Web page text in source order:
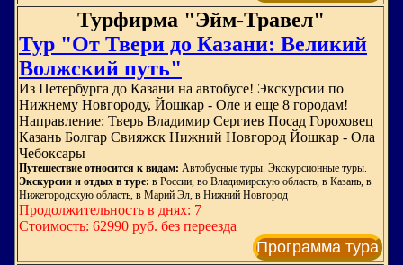
Турфирма "Эйм-Травел"
Тур "От Твери до Казани: Великий
Волжский путь"
Из Петербурга до Казани на автобусе! Экскурсии по
Нижнему Новгороду, Йошкар - Оле и еще 8 городам!
Направление: Тверь Владимир Сергиев Посад Гороховец
Казань Болгар Свияжск Нижний Новгород Йошкар - Ола
Чебоксары
Путешествие относится к видам: Автобусные туры. Экскурсионные туры.
Экскурсии и отдых в туре: в России, во Владимирскую область, в Казань, в
Нижегородскую область, в Марий Эл, в Нижний Новгород
Продолжительность в днях: 7
Стоимость: 62990 руб. без переезда
Программа тура